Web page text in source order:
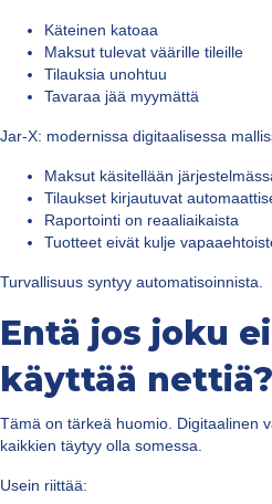
Käteinen katoaa
Maksut tulevat väärille tileille
Tilauksia unohtuu
Tavaraa jää myymättä
Jar-X: modernissa digitaalisessa
Maksut käsitellään
Tilaukset kirjautuvat
Raportointi on reaaliaikaista
Tuotteet eivät kulje
Turvallisuus syntyy automatisoinnista.
Entä jos joku
käyttää nettiä?
Tämä on tärkeä huomio. Digitaalinen
kaikkien täytyy olla somessa.
Usein riittää: